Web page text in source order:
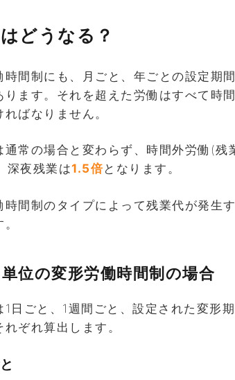
どうなる？
時間制にも、月ごと、年ごとの設定期
ります。それを超えた労働はすべて時
ばなりません。
通常の場合と変わらず、時間外労働(残
深夜残業は1.5倍となります。
時間制のタイプによって残業代が発生
位の変形労働時間制の場合
1日ごと、1週間ごと、設定された変形
れぞれ算出します。